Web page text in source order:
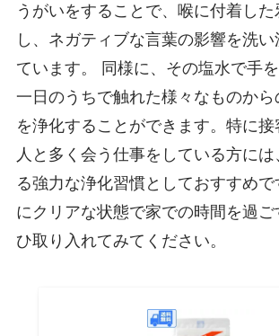
うがいをすることで、喉に付着し
し、ネガティブな言葉の影響を洗
ています。 同様に、その塩水で手を
一日のうちで触れた様々なものから
を浄化することができます。特に接
人と多く会う仕事をしている方には
る強力な浄化習慣としておすすめで
にクリアな状態で家での時間を過
ひ取り入れてみてください。